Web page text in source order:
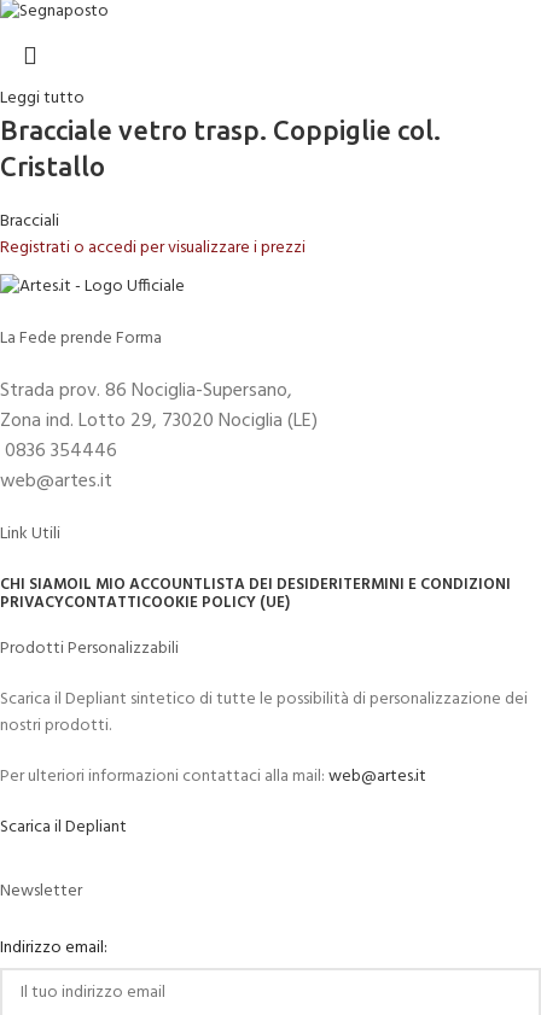
Leggi tutto
Bracciale vetro trasp. Coppiglie col.
Cristallo
Bracciali
Registrati o accedi per visualizzare i prezzi
La Fede prende Forma
Strada prov. 86 Nociglia-Supersano,
Zona ind. Lotto 29, 73020 Nociglia (LE)
0836 354446
web@artes.it
Link Utili
CHI SIAMOIL MIO ACCOUNTLISTA DEI DESIDERITERMINI E CONDIZIONI
PRIVACYCONTATTICOOKIE POLICY (UE)
Prodotti Personalizzabili
Scarica il Depliant sintetico di tutte le possibilità di personalizzazione dei
nostri prodotti.
Per ulteriori informazioni contattaci alla mail:web@artes.it
Scarica il Depliant
Newsletter
Indirizzo email: